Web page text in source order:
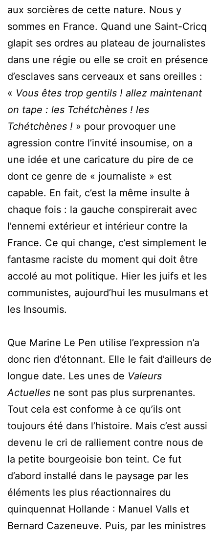
aux sorcières de cette nature. Nous y
sommes en France. Quand une Saint-Cricq
glapit ses ordres au plateau de journalistes
dans une régie ou elle se croit en présence
d’esclaves sans cerveaux et sans oreilles :
« Vous êtes trop gentils ! allez maintenant
on tape : les Tchétchènes ! les
Tchétchènes ! » pour provoquer une
agression contre l’invité insoumise, on a
une idée et une caricature du pire de ce
dont ce genre de « journaliste » est
capable. En fait, c’est la même insulte à
chaque fois : la gauche conspirerait avec
l’ennemi extérieur et intérieur contre la
France. Ce qui change, c’est simplement le
fantasme raciste du moment qui doit être
accolé au mot politique. Hier les juifs et les
communistes, aujourd’hui les musulmans et
les Insoumis.
Que Marine Le Pen utilise l’expression n’a
donc rien d’étonnant. Elle le fait d’ailleurs de
longue date. Les unes de Valeurs
Actuelles ne sont pas plus surprenantes.
Tout cela est conforme à ce qu’ils ont
toujours été dans l’histoire. Mais c’est aussi
devenu le cri de ralliement contre nous de
la petite bourgeoisie bon teint. Ce fut
d’abord installé dans le paysage par les
éléments les plus réactionnaires du
quinquennat Hollande : Manuel Valls et
Bernard Cazeneuve. Puis, par les ministres